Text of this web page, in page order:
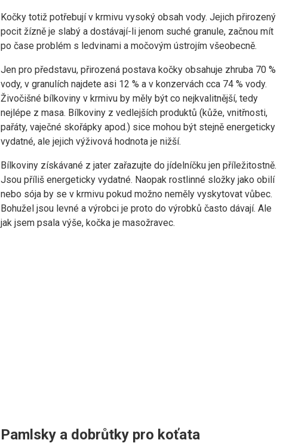
Kočky totiž potřebují v krmivu vysoký obsah vody. Jejich přirozený
pocit žízně je slabý a dostávají-li jenom suché granule, začnou mít
po čase problém s ledvinami a močovým ústrojím všeobecně.
Jen pro představu, přirozená postava kočky obsahuje zhruba 70 %
vody, v granulích najdete asi 12 % a v konzervách cca 74 % vody.
Živočišné bílkoviny v krmivu by měly být co nejkvalitnější, tedy
nejlépe z masa. Bílkoviny z vedlejších produktů (kůže, vnitřnosti,
pařáty, vaječné skořápky apod.) sice mohou být stejně energeticky
vydatné, ale jejich výživová hodnota je nižší.
Bílkoviny získávané z jater zařazujte do jídelníčku jen příležitostně.
Jsou příliš energeticky vydatné. Naopak rostlinné složky jako obilí
nebo sója by se v krmivu pokud možno neměly vyskytovat vůbec.
Bohužel jsou levné a výrobci je proto do výrobků často dávají. Ale
jak jsem psala výše, kočka je masožravec.
Pamlsky a dobrůtky pro koťata